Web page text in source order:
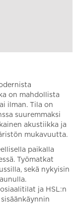
on mahdollista
ilman. Tila on
suuremmaksi
akustiikka ja
mukavuutta.
paikalla
Työmatkat
sekä nykyisin
ja HSL:n